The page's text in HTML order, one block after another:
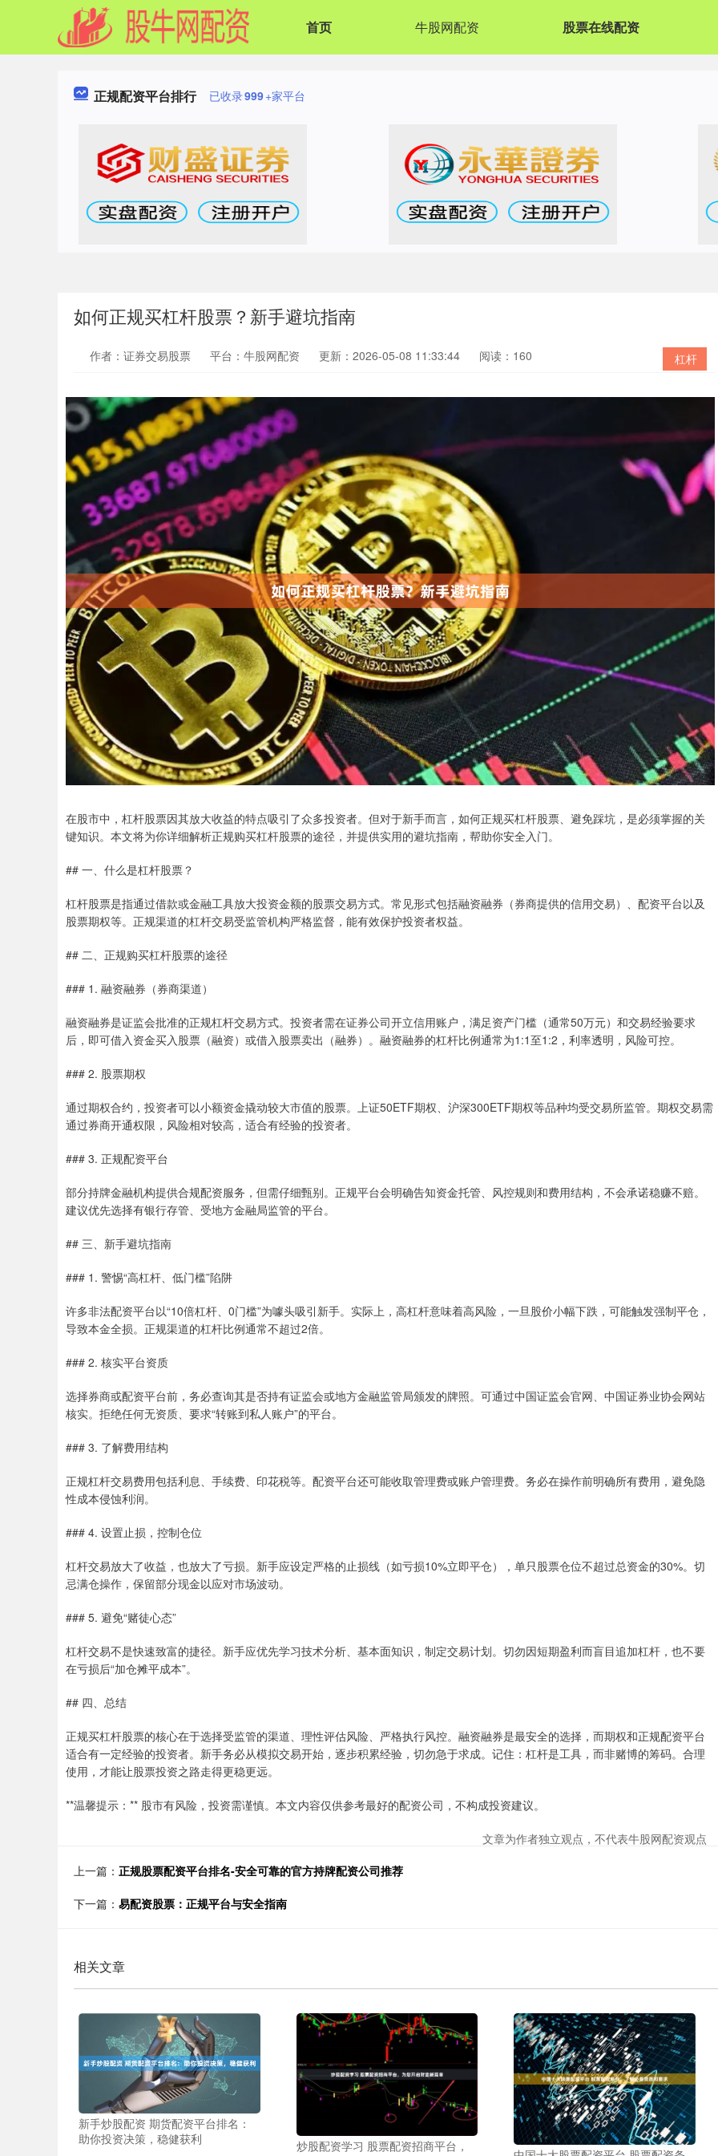
首页 牛股网配资 股票在线配资
正规配资平台排行 已收录999+家平台
如何正规买杠杆股票？新手避坑指南
杠杆
作者：证券交易股票 平台：牛股网配资 更新：2026-05-08 11:33:44 阅读：160
在股市中，杠杆股票因其放大收益的特点吸引了众多投资者。但对于新手而言，如何正规买杠杆股票、避免踩坑，是必须掌握的关
键知识。本文将为你详细解析正规购买杠杆股票的途径，并提供实用的避坑指南，帮助你安全入门。
## 一、什么是杠杆股票？
杠杆股票是指通过借款或金融工具放大投资金额的股票交易方式。常见形式包括融资融券（券商提供的信用交易）、配资平台以及
股票期权等。正规渠道的杠杆交易受监管机构严格监督，能有效保护投资者权益。
## 二、正规购买杠杆股票的途径
### 1. 融资融券（券商渠道）
融资融券是证监会批准的正规杠杆交易方式。投资者需在证券公司开立信用账户，满足资产门槛（通常50万元）和交易经验要求
后，即可借入资金买入股票（融资）或借入股票卖出（融券）。融资融券的杠杆比例通常为1:1至1:2，利率透明，风险可控。
### 2. 股票期权
通过期权合约，投资者可以小额资金撬动较大市值的股票。上证50ETF期权、沪深300ETF期权等品种均受交易所监管。期权交易需
通过券商开通权限，风险相对较高，适合有经验的投资者。
### 3. 正规配资平台
部分持牌金融机构提供合规配资服务，但需仔细甄别。正规平台会明确告知资金托管、风控规则和费用结构，不会承诺稳赚不赔。
建议优先选择有银行存管、受地方金融局监管的平台。
## 三、新手避坑指南
### 1. 警惕“高杠杆、低门槛”陷阱
许多非法配资平台以“10倍杠杆、0门槛”为噱头吸引新手。实际上，高杠杆意味着高风险，一旦股价小幅下跌，可能触发强制平仓，
导致本金全损。正规渠道的杠杆比例通常不超过2倍。
### 2. 核实平台资质
选择券商或配资平台前，务必查询其是否持有证监会或地方金融监管局颁发的牌照。可通过中国证监会官网、中国证券业协会网站
核实。拒绝任何无资质、要求“转账到私人账户”的平台。
### 3. 了解费用结构
正规杠杆交易费用包括利息、手续费、印花税等。配资平台还可能收取管理费或账户管理费。务必在操作前明确所有费用，避免隐
性成本侵蚀利润。
### 4. 设置止损，控制仓位
杠杆交易放大了收益，也放大了亏损。新手应设定严格的止损线（如亏损10%立即平仓），单只股票仓位不超过总资金的30%。切
忌满仓操作，保留部分现金以应对市场波动。
### 5. 避免“赌徒心态”
杠杆交易不是快速致富的捷径。新手应优先学习技术分析、基本面知识，制定交易计划。切勿因短期盈利而盲目追加杠杆，也不要
在亏损后“加仓摊平成本”。
## 四、总结
正规买杠杆股票的核心在于选择受监管的渠道、理性评估风险、严格执行风控。融资融券是最安全的选择，而期权和正规配资平台
适合有一定经验的投资者。新手务必从模拟交易开始，逐步积累经验，切勿急于求成。记住：杠杆是工具，而非赌博的筹码。合理
使用，才能让股票投资之路走得更稳更远。
**温馨提示：** 股市有风险，投资需谨慎。本文内容仅供参考最好的配资公司，不构成投资建议。
文章为作者独立观点，不代表牛股网配资观点
上一篇： 正规股票配资平台排名-安全可靠的官方持牌配资公司推荐
下一篇： 易配资股票：正规平台与安全指南
相关文章
新手炒股配资 期货配资平台排名：
助你投资决策，稳健获利
炒股配资学习 股票配资招商平台，